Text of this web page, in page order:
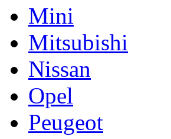
Mini
Mitsubishi
Nissan
Opel
Peugeot